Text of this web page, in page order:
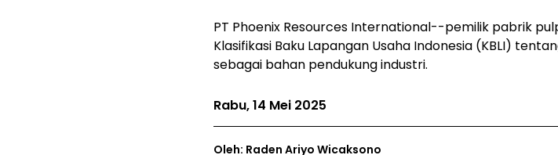
PT Phoenix Resources International--pemilik pabrik
Klasifikasi Baku Lapangan Usaha Indonesia (KBLI)
sebagai bahan pendukung industri.
Rabu, 14 Mei 2025
Oleh: Raden Ariyo Wicaksono